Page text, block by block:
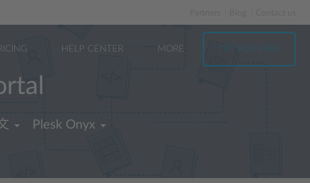
Partners
HELP CENTER MORE TRY FOR FREE
Plesk Onyx